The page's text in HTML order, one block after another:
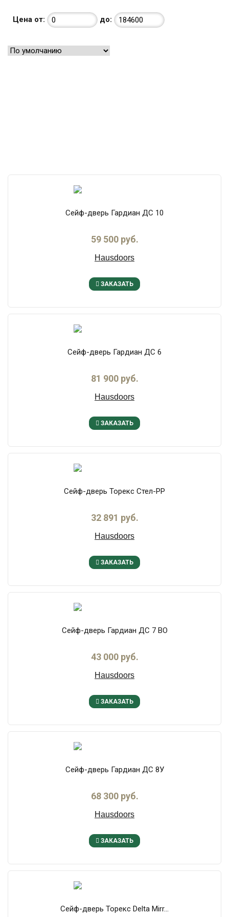
Цена от: до:
Сейф-дверь Гардиан ДС 10
59 500 руб.
Hausdoors
ЗАКАЗАТЬ
Сейф-дверь Гардиан ДС 6
81 900 руб.
Hausdoors
ЗАКАЗАТЬ
Сейф-дверь Торекс Стел-PP
32 891 руб.
Hausdoors
ЗАКАЗАТЬ
Сейф-дверь Гардиан ДС 7 ВО
43 000 руб.
Hausdoors
ЗАКАЗАТЬ
Сейф-дверь Гардиан ДС 8У
68 300 руб.
Hausdoors
ЗАКАЗАТЬ
Сейф-дверь Торекс Delta Mirr...